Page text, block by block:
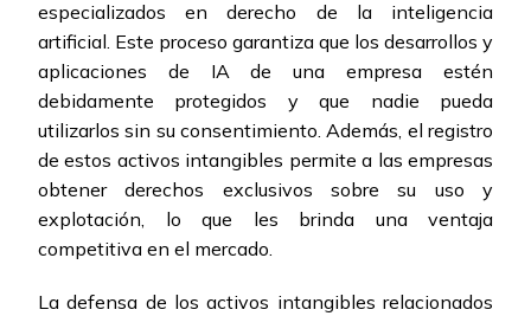
especializados en derecho de la inteligencia
artificial. Este proceso garantiza que los desarrollos y
aplicaciones de IA de una empresa estén
debidamente protegidos y que nadie pueda
utilizarlos sin su consentimiento. Además, el registro
de estos activos intangibles permite a las empresas
obtener derechos exclusivos sobre su uso y
explotación, lo que les brinda una ventaja
competitiva en el mercado.
La defensa de los activos intangibles relacionados